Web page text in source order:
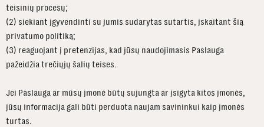
teisinių procesų;
(2) siekiant įgyvendinti su jumis sudarytas sutartis, įskaitant šią
privatumo politiką;
(3) reaguojant į pretenzijas, kad jūsų naudojimasis Paslauga
pažeidžia trečiųjų šalių teises.
Jei Paslauga ar mūsų įmonė būtų sujungta ar įsigyta kitos įmonės,
jūsų informacija gali būti perduota naujam savininkui kaip įmonės
turtas.